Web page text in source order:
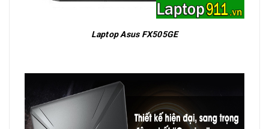
Laptop Asus FX505GE